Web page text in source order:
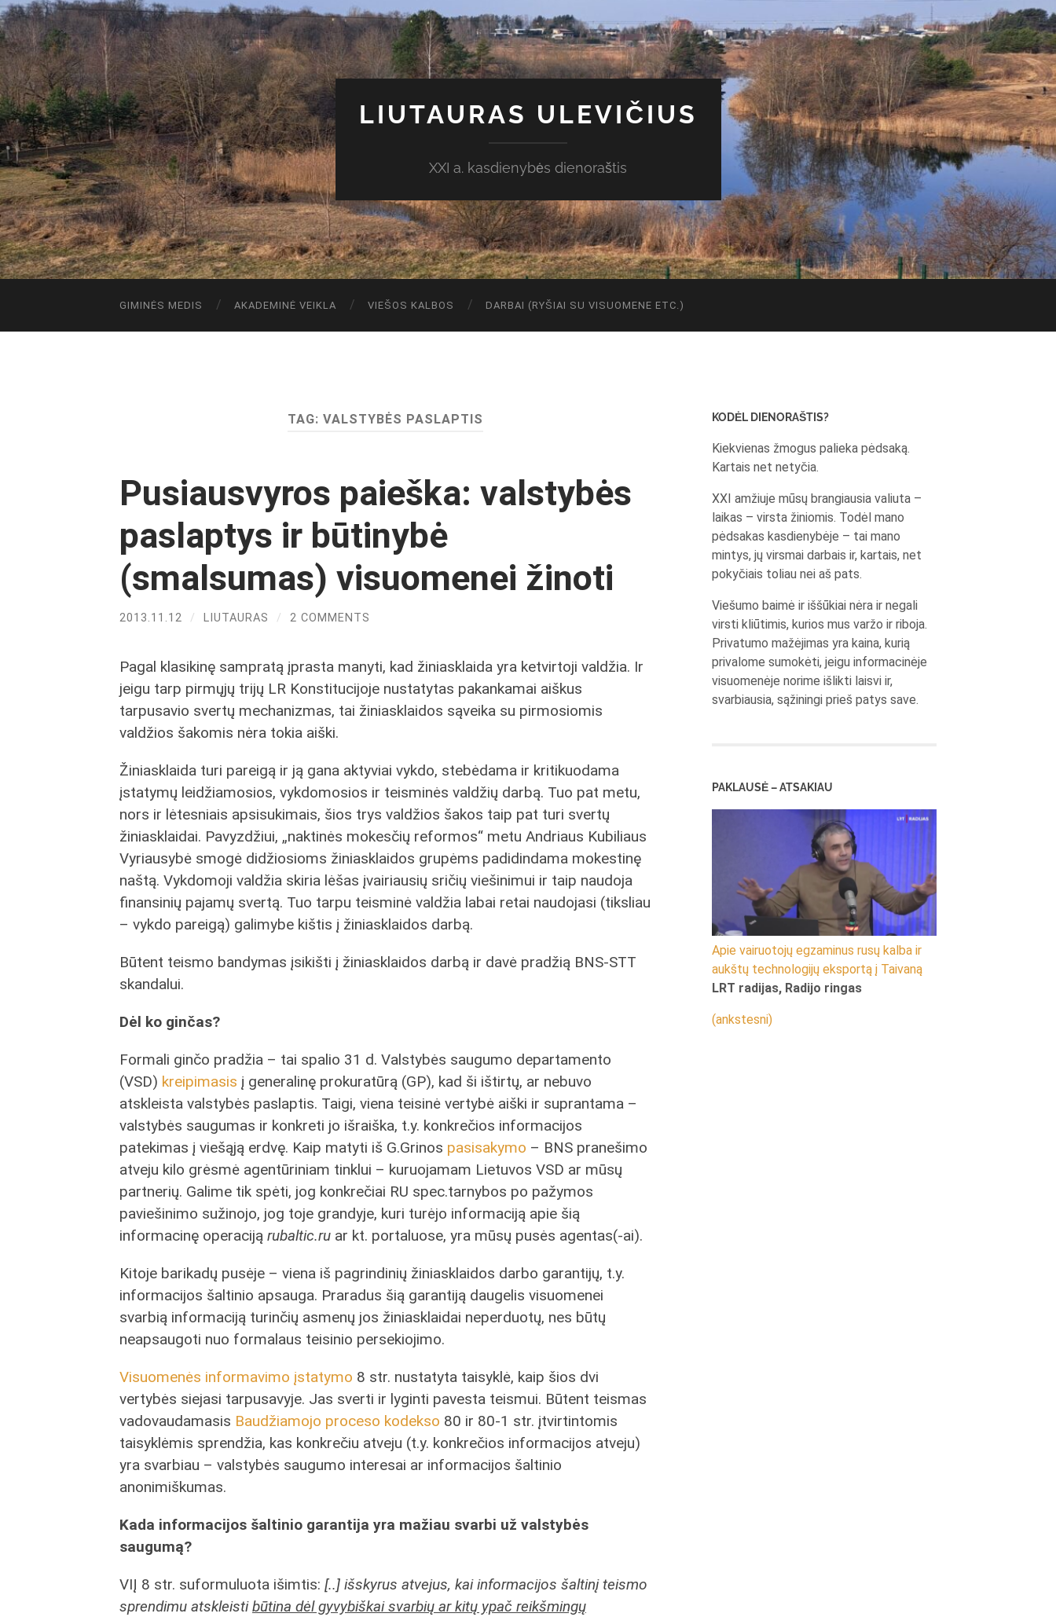
LIUTAURAS ULEVIČIUS
XXI a. kasdienybės dienoraštis
GIMINĖS MEDIS AKADEMINĖ VEIKLA VIEŠOS KALBOS DARBAI (RYŠIAI SU VISUOMENE ETC.)
TAG: VALSTYBĖS PASLAPTIS
Pusiausvyros paieška: valstybės
paslaptys ir būtinybė
(smalsumas) visuomenei žinoti
2013.11.12 / LIUTAURAS / 2 COMMENTS
Pagal klasikinę sampratą įprasta manyti, kad žiniasklaida yra ketvirtoji valdžia. Ir
jeigu tarp pirmųjų trijų LR Konstitucijoje nustatytas pakankamai aiškus
tarpusavio svertų mechanizmas, tai žiniasklaidos sąveika su pirmosiomis
valdžios šakomis nėra tokia aiški.
Žiniasklaida turi pareigą ir ją gana aktyviai vykdo, stebėdama ir kritikuodama
įstatymų leidžiamosios, vykdomosios ir teisminės valdžių darbą. Tuo pat metu,
nors ir lėtesniais apsisukimais, šios trys valdžios šakos taip pat turi svertų
žiniasklaidai. Pavyzdžiui, „naktinės mokesčių reformos“ metu Andriaus Kubiliaus
Vyriausybė smogė didžiosioms žiniasklaidos grupėms padidindama mokestinę
naštą. Vykdomoji valdžia skiria lėšas įvairiausių sričių viešinimui ir taip naudoja
finansinių pajamų svertą. Tuo tarpu teisminė valdžia labai retai naudojasi (tiksliau
– vykdo pareigą) galimybe kištis į žiniasklaidos darbą.
Būtent teismo bandymas įsikišti į žiniasklaidos darbą ir davė pradžią BNS-STT
skandalui.
Dėl ko ginčas?
Formali ginčo pradžia – tai spalio 31 d. Valstybės saugumo departamento
(VSD) kreipimasis į generalinę prokuratūrą (GP), kad ši ištirtų, ar nebuvo
atskleista valstybės paslaptis. Taigi, viena teisinė vertybė aiški ir suprantama –
valstybės saugumas ir konkreti jo išraiška, t.y. konkrečios informacijos
patekimas į viešąją erdvę. Kaip matyti iš G.Grinos pasisakymo – BNS pranešimo
atveju kilo grėsmė agentūriniam tinklui – kuruojamam Lietuvos VSD ar mūsų
partnerių. Galime tik spėti, jog konkrečiai RU spec.tarnybos po pažymos
paviešinimo sužinojo, jog toje grandyje, kuri turėjo informaciją apie šią
informacinę operaciją rubaltic.ru ar kt. portaluose, yra mūsų pusės agentas(-ai).
Kitoje barikadų pusėje – viena iš pagrindinių žiniasklaidos darbo garantijų, t.y.
informacijos šaltinio apsauga. Praradus šią garantiją daugelis visuomenei
svarbią informaciją turinčių asmenų jos žiniasklaidai neperduotų, nes būtų
neapsaugoti nuo formalaus teisinio persekiojimo.
Visuomenės informavimo įstatymo 8 str. nustatyta taisyklė, kaip šios dvi
vertybės siejasi tarpusavyje. Jas sverti ir lyginti pavesta teismui. Būtent teismas
vadovaudamasis Baudžiamojo proceso kodekso 80 ir 80-1 str. įtvirtintomis
taisyklėmis sprendžia, kas konkrečiu atveju (t.y. konkrečios informacijos atveju)
yra svarbiau – valstybės saugumo interesai ar informacijos šaltinio
anonimiškumas.
Kada informacijos šaltinio garantija yra mažiau svarbi už valstybės
saugumą?
VIĮ 8 str. suformuluota išimtis: [..] išskyrus atvejus, kai informacijos šaltinį teismo
sprendimu atskleistibūtina dėl gyvybiškai svarbių ar kitų ypač reikšmingų
KODĖL DIENORAŠTIS?
Kiekvienas žmogus palieka pėdsaką.
Kartais net netyčia.
XXI amžiuje mūsų brangiausia valiuta –
laikas – virsta žiniomis. Todėl mano
pėdsakas kasdienybėje – tai mano
mintys, jų virsmai darbais ir, kartais, net
pokyčiais toliau nei aš pats.
Viešumo baimė ir iššūkiai nėra ir negali
virsti kliūtimis, kurios mus varžo ir riboja.
Privatumo mažėjimas yra kaina, kurią
privalome sumokėti, jeigu informacinėje
visuomenėje norime išlikti laisvi ir,
svarbiausia, sąžiningi prieš patys save.
PAKLAUSĖ – ATSAKIAU
Apie vairuotojų egzaminus rusų kalba ir
aukštų technologijų eksportą į Taivaną
LRT radijas, Radijo ringas
(ankstesni)